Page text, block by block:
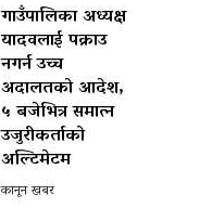
गाउँपालिका अध्यक्ष
यादवलाई पक्राउ
नगर्न उच्च
अदालतको आदेश,
५ बजेभित्र समात्न
उजुरीकर्ताको
अल्टिमेटम
कानून खबर